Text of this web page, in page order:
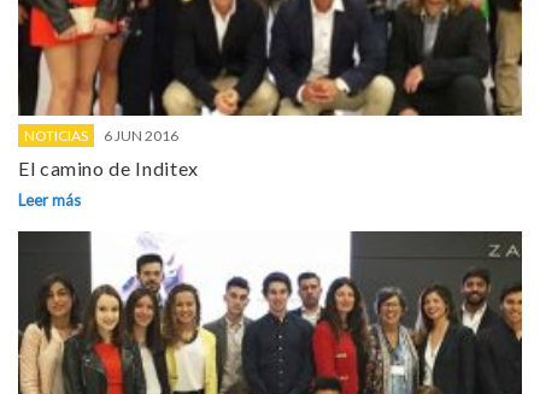
NOTICIAS 6 JUN 2016
El camino de Inditex
Leer más